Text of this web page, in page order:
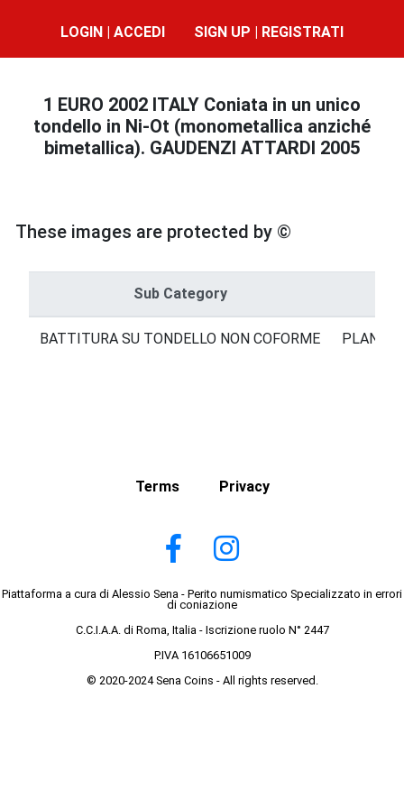
LOGIN | ACCEDI SIGN UP | REGISTRATI
1 EURO 2002 ITALY Coniata in un unico
tondello in Ni-Ot (monometallica anziché
bimetallica). GAUDENZI ATTARDI 2005
These images are protected by ©
Sub Category
BATTITURA SU TONDELLO NON COFORME
Terms Privacy
Piattaforma a cura di Alessio Sena - Perito numismatico Specializzato in errori
di coniazione
C.C.I.A.A. di Roma, Italia - Iscrizione ruolo N° 2447
P.IVA 16106651009
© 2020-2024 Sena Coins - All rights reserved.